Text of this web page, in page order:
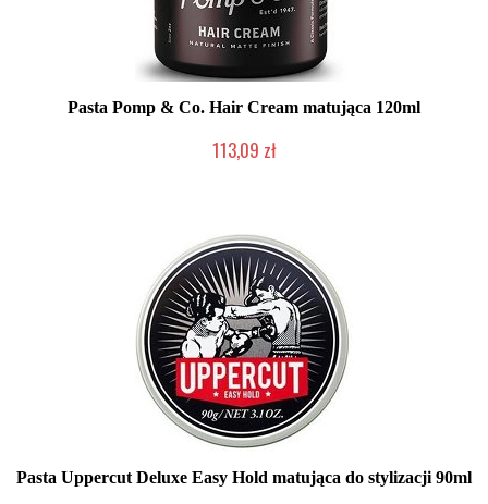
Pasta Pomp & Co. Hair Cream matująca 120ml
113,09 zł
Pasta Uppercut Deluxe Easy Hold matująca do stylizacji 90ml